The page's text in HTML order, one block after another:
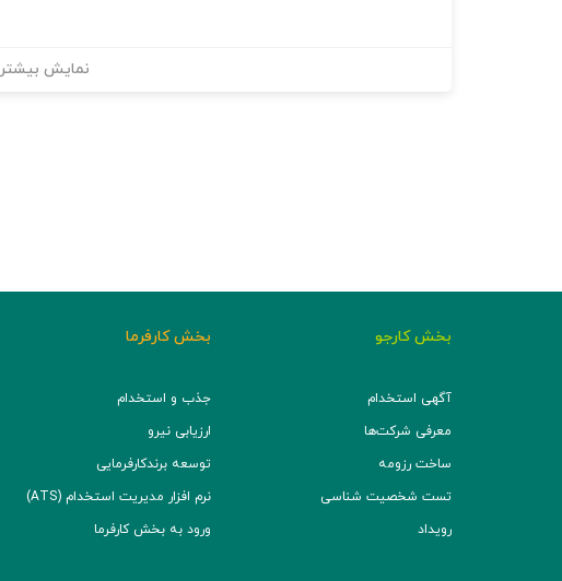
نمایش بیشتر
بخش کارجو
آگهی استخدام
معرفی شرکت‌ها
ساخت رزومه
تست شخصیت شناسی
رویداد
بخش کارفرما
جذب و استخدام
ارزیابی نیرو
توسعه برند‌کارفرمایی
نرم افزار مدیریت استخدام (ATS)
ورود به بخش کارفرما